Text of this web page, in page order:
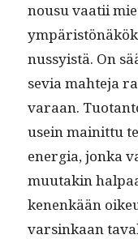
nousu vaatii
nussy­istä. On
se­via mahte­ja
varaan.
usein mainit­tu
ener­gia, jon­ka
muu­takin
kenenkään
varsinkaan